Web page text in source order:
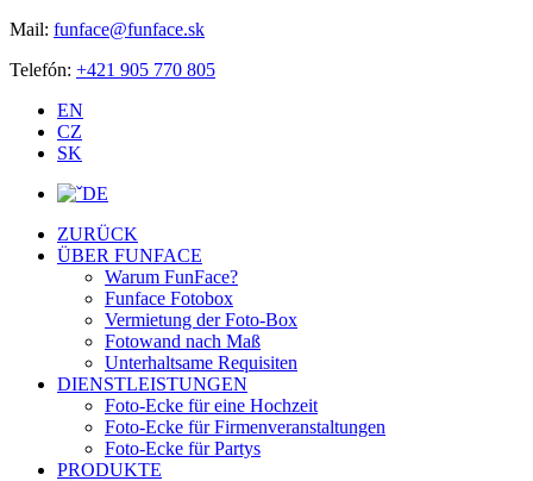
Mail: funface@funface.sk
Telefón: +421 905 770 805
EN
CZ
SK
DE
ZURÜCK
ÜBER FUNFACE
Warum FunFace?
Funface Fotobox
Vermietung der Foto-Box
Fotowand nach Maß
Unterhaltsame Requisiten
DIENSTLEISTUNGEN
Foto-Ecke für eine Hochzeit
Foto-Ecke für Firmenveranstaltungen
Foto-Ecke für Partys
PRODUKTE